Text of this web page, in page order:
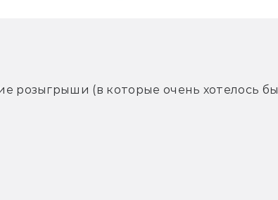
розыгрыши (в которые очень хотелось бы